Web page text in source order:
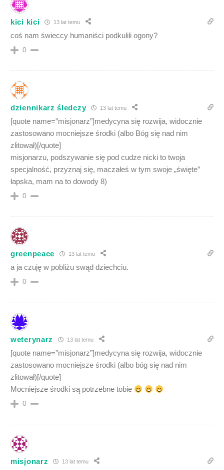
kici kici 13 lat temu
coś nam świeccy humaniści podkulili ogony?
0
dziennikarz śledczy 13 lat temu
[quote name=”misjonarz”]medycyna się rozwija, widocznie
zastosowano mocniejsze środki (albo Bóg się nad nim
zlitował)[/quote]
misjonarzu, podszywanie się pod cudze nicki to twoja
specjalność, przyznaj się, maczałeś w tym swoje „święte”
łapska, mam na to dowody 8)
0
greenpeace 13 lat temu
a ja czuję w pobliżu swąd dziechciu.
0
weterynarz 13 lat temu
[quote name=”misjonarz”]medycyna się rozwija, widocznie
zastosowano mocniejsze środki (albo bóg się nad nim
zlitował)[/quote]
Mocniejsze środki są potrzebne tobie
0
misjonarz 13 lat temu